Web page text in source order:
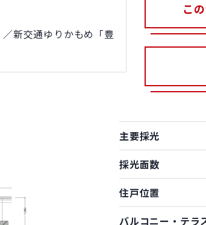
新交通ゆりかもめ「豊
こ
主要採光
採光面数
住戸位置
バルコニー・テラ